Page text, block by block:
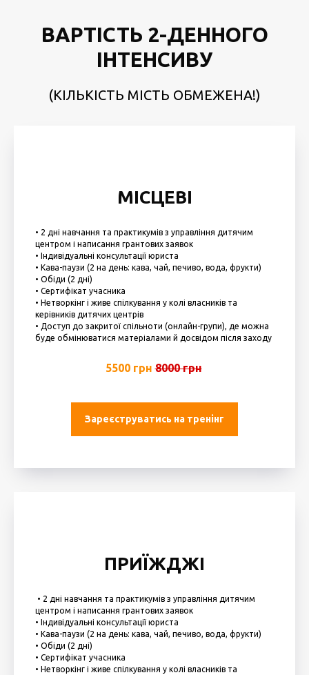
ВАРТІСТЬ 2-ДЕННОГО
ІНТЕНСИВУ
(КІЛЬКІСТЬ МІСТЬ ОБМЕЖЕНА!)
МІСЦЕВІ
• 2 дні навчання та практикумів з управління дитячим
центром і написання грантових заявок
• Індивідуальні консультації юриста
• Кава-паузи (2 на день: кава, чай, печиво, вода, фрукти)
• Обіди (2 дні)
• Сертифікат учасника
• Нетворкінг і живе спілкування у колі власників та
керівників дитячих центрів
• Доступ до закритої спільноти (онлайн-групи), де можна
буде обмінюватися матеріалами й досвідом після заходу
5500 грн 8000 грн
Зареєструватись на тренінг
ПРИЇЖДЖІ
• 2 дні навчання та практикумів з управління дитячим
центром і написання грантових заявок
• Індивідуальні консультації юриста
• Кава-паузи (2 на день: кава, чай, печиво, вода, фрукти)
• Обіди (2 дні)
• Сертифікат учасника
• Нетворкінг і живе спілкування у колі власників та